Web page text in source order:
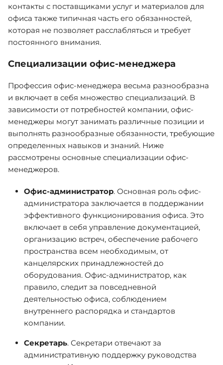
контакты с поставщиками услуг и материалов для
офиса также типичная часть его обязанностей,
которая не позволяет расслабляться и требует
постоянного внимания.
Специализации офис-менеджера
Профессия офис-менеджера весьма разнообразна
и включает в себя множество специализаций. В
зависимости от потребностей компании, офис-
менеджеры могут занимать различные позиции и
выполнять разнообразные обязанности, требующие
определенных навыков и знаний. Ниже
рассмотрены основные специализации офис-
менеджеров.
Офис-администратор. Основная роль офис-
администратора заключается в поддержании
эффективного функционирования офиса. Это
включает в себя управление документацией,
организацию встреч, обеспечение рабочего
пространства всем необходимым, от
канцелярских принадлежностей до
оборудования. Офис-администратор, как
правило, следит за повседневной
деятельностью офиса, соблюдением
внутреннего распорядка и стандартов
компании.
Секретарь. Секретари отвечают за
административную поддержку руководства